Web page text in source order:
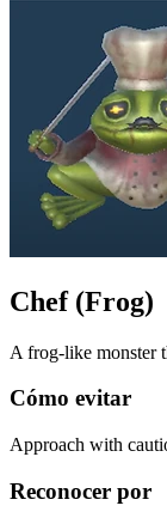
Chef (Frog)
A frog-like monster
Cómo evitar
Approach with
Reconocer por